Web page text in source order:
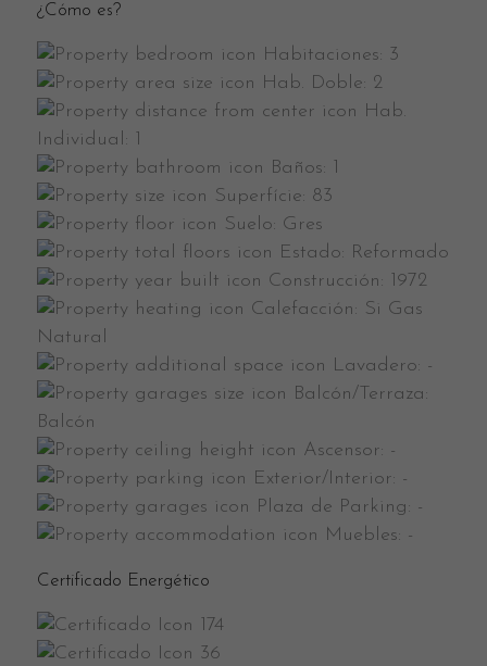
¿Cómo es?
Habitaciones: 3
Hab. Doble: 2
Hab.
Individual: 1
Baños: 1
Superfície: 83
Suelo: Gres
Estado: Reformado
Construcción: 1972
Calefacción: Si Gas
Natural
Lavadero: -
Balcón/Terraza:
Balcón
Ascensor: -
Exterior/Interior: -
Plaza de Parking: -
Muebles: -
Certificado Energético
174
36